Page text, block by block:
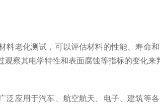
老化测试，可以评估材料的性能、寿命
察其电学特性和表面腐蚀等指标的变化来
应用于汽车、航空航天、电子、建筑等